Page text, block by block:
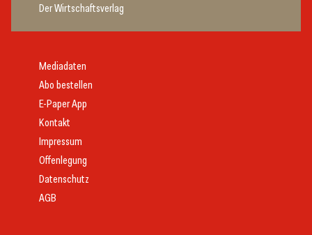
Der Wirtschaftsverlag
Mediadaten
Abo bestellen
E-Paper App
Kontakt
Impressum
Offenlegung
Datenschutz
AGB